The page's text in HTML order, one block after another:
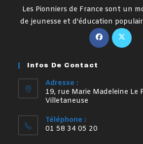
Les Pionniers de France sont un
de jeunesse et d'éducation
S’ouvre
dans
Infos De Contact
Adresse :
19, rue Marie Madeleine Le
Villetaneuse
Téléphone :
01 58 34 05 20